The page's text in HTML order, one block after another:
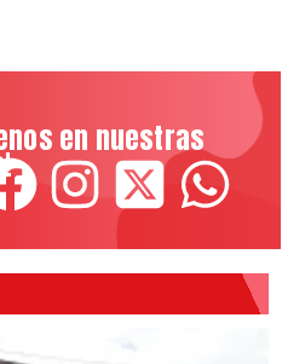
en nuestras